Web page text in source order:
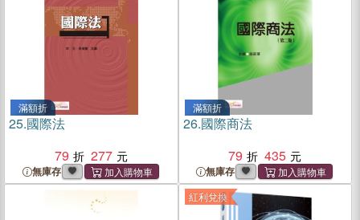
滿額折
25.國際法
79
277
無庫存
滿額折
26.國際商法
79
435
無庫存
紅利兌換